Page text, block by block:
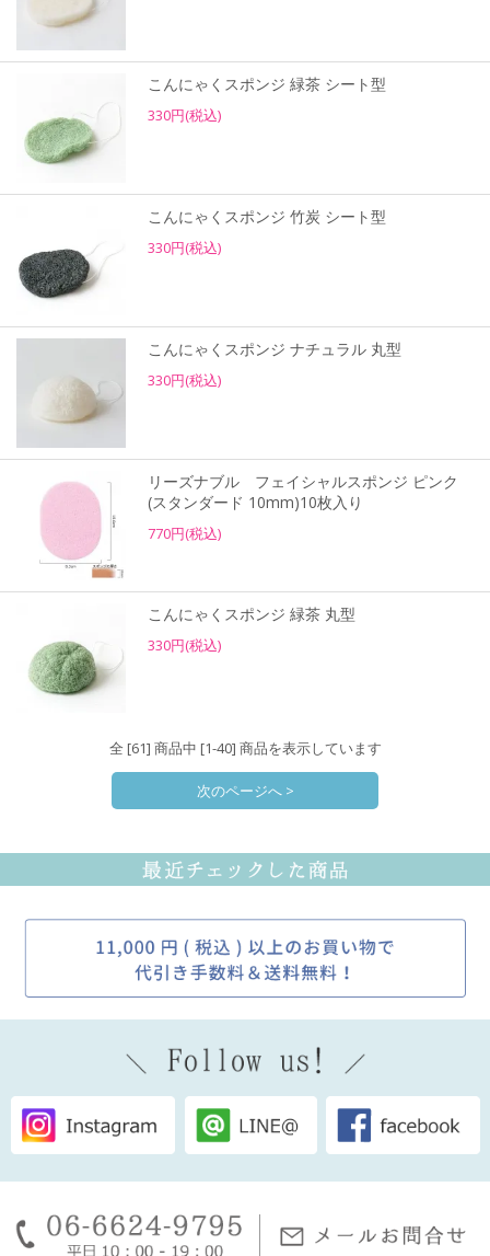
こんにゃくスポンジ 緑茶 シート型
330円(税込)
こんにゃくスポンジ 竹炭 シート型
330円(税込)
こんにゃくスポンジ ナチュラル 丸型
330円(税込)
リーズナブル フェイシャルスポンジ ピンク
(スタンダード 10mm)10枚入り
770円(税込)
こんにゃくスポンジ 緑茶 丸型
330円(税込)
全 [61] 商品中 [1-40] 商品を表示しています
次のページへ >